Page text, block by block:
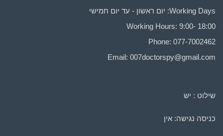
Working Days: יום ראשון - עד יום חמישי
Working Hours: 9:00- 18:00
Phone: 077-7002462
Email: 007doctorspy@gmail.com
שילוט : יש
כניסה נגישה: אין